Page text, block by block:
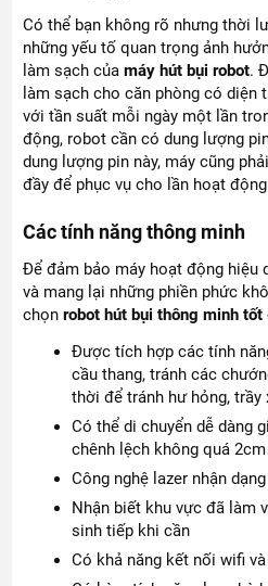
Có thể bạn không rõ nhưng thời
những yếu tố quan trọng ảnh
làm sạch củamáy hút bụi robot.
làm sạch cho căn phòng có diện
với tần suất mỗi ngày một lần
động, robot cần có dung lượng
dung lượng pin này, máy cũng
đầy để phục vụ cho lần hoạt
Các tính năng thông minh
Để đảm bảo máy hoạt động hiệu
và mang lại những phiền phức
chọnrobot hút bụi thông minh tốt
Được tích hợp các tính
cầu thang, tránh các
thời để tránh hư hỏng, trầy
Có thể di chuyển dễ dàng
chênh lệch không quá
Công nghệ lazer nhận
Nhận biết khu vực đã làm
sinh tiếp khi cần
Có khả năng kết nối wifi